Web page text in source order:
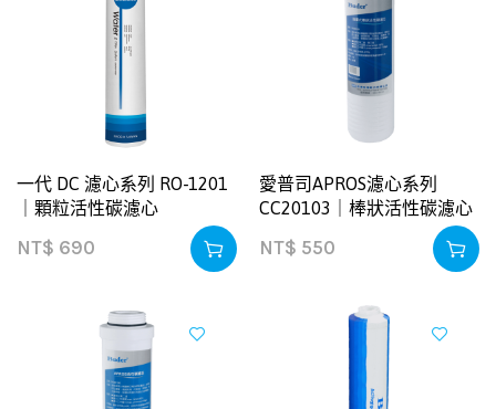
一代 DC 濾心系列 RO-1201
｜顆粒活性碳濾心
NT$ 690
愛普司APROS濾心系列
CC20103｜棒狀活性碳濾心
NT$ 550